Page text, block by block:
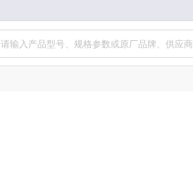
请输入产品型号、规格参数或原厂品牌、供应商